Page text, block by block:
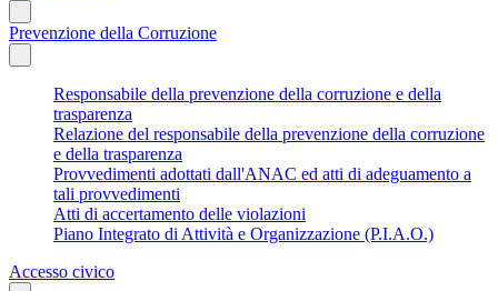
Prevenzione della Corruzione
Responsabile della prevenzione della corruzione e della
trasparenza
Relazione del responsabile della prevenzione della corruzione
e della trasparenza
Provvedimenti adottati dall'ANAC ed atti di adeguamento a
tali provvedimenti
Atti di accertamento delle violazioni
Piano Integrato di Attività e Organizzazione (P.I.A.O.)
Accesso civico